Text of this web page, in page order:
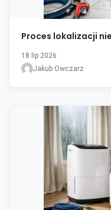
Proces lokalizacji
18 lip 2026
Jakub Owczarz